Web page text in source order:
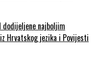
dodijeljene najboljim
Hrvatskog jezika i Povijesti